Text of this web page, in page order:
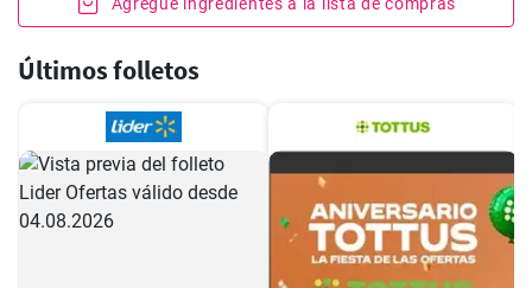
Últimos folletos